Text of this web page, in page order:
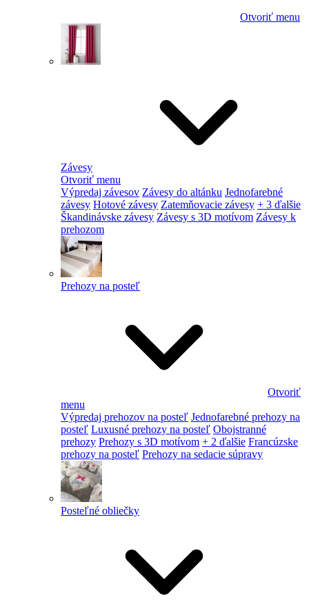
Otvoriť menu
Závesy
Otvoriť menu
Výpredaj závesov Závesy do altánku Jednofarebné
závesy Hotové závesy Zatemňovacie závesy + 3 ďalšie
Škandinávske závesy Závesy s 3D motívom Závesy k
prehozom
Prehozy na posteľ
Otvoriť
menu
Výpredaj prehozov na posteľ Jednofarebné prehozy na
posteľ Luxusné prehozy na posteľ Obojstranné
prehozy Prehozy s 3D motívom + 2 ďalšie Francúzske
prehozy na posteľ Prehozy na sedacie súpravy
Posteľné obliečky